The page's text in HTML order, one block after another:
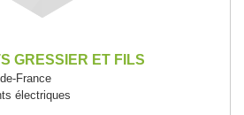
GRESSIER ET FILS
France
électriques